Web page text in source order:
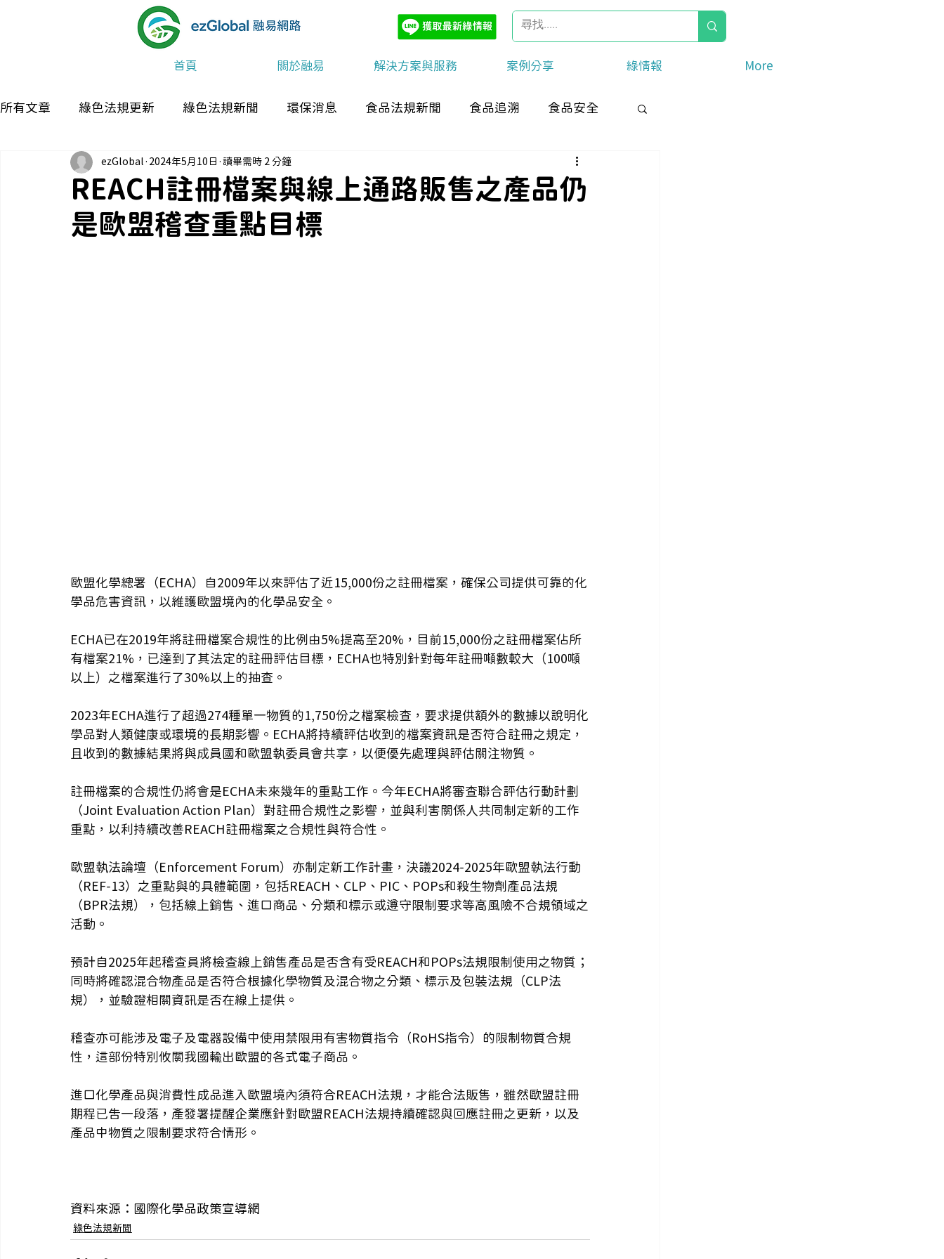
首頁 關於融易 解決方案與服務 案例分享 綠情報 More
所有文章 綠色法規更新 綠色法規新聞 環保消息 食品法規新聞 食品追溯 食品安全
最新消息及活動
REACH註冊檔案與線上通路販售之產品仍
是歐盟稽查重點目標
ezGlobal 2024年5月10日 讀畢需時 2 分鐘
歐盟化學總署（ECHA）自2009年以來評估了近15,000份之註冊檔案，確保公司提供可靠的化
學品危害資訊，以維護歐盟境內的化學品安全。
ECHA已在2019年將註冊檔案合規性的比例由5%提高至20%，目前15,000份之註冊檔案佔所
有檔案21%，已達到了其法定的註冊評估目標，ECHA也特別針對每年註冊噸數較大（100噸
以上）之檔案進行了30%以上的抽查。
2023年ECHA進行了超過274種單一物質的1,750份之檔案檢查，要求提供額外的數據以說明化
學品對人類健康或環境的長期影響。ECHA將持續評估收到的檔案資訊是否符合註冊之規定，
且收到的數據結果將與成員國和歐盟執委員會共享，以便優先處理與評估關注物質。
註冊檔案的合規性仍將會是ECHA未來幾年的重點工作。今年ECHA將審查聯合評估行動計劃
（Joint Evaluation Action Plan）對註冊合規性之影響，並與利害關係人共同制定新的工作
重點，以利持續改善REACH註冊檔案之合規性與符合性。
歐盟執法論壇（Enforcement Forum）亦制定新工作計畫，決議2024-2025年歐盟執法行動
（REF-13）之重點與的具體範圍，包括REACH、CLP、PIC、POPs和殺生物劑產品法規
（BPR法規），包括線上銷售、進口商品、分類和標示或遵守限制要求等高風險不合規領域之
活動。
預計自2025年起稽查員將檢查線上銷售產品是否含有受REACH和POPs法規限制使用之物質；
同時將確認混合物產品是否符合根據化學物質及混合物之分類、標示及包裝法規（CLP法
規），並驗證相關資訊是否在線上提供。
稽查亦可能涉及電子及電器設備中使用禁限用有害物質指令（RoHS指令）的限制物質合規
性，這部份特別攸關我國輸出歐盟的各式電子商品。
進口化學產品與消費性成品進入歐盟境內須符合REACH法規，才能合法販售，雖然歐盟註冊
期程已告一段落，產發署提醒企業應針對歐盟REACH法規持續確認與回應註冊之更新，以及
產品中物質之限制要求符合情形。
資料來源： 國際化學品政策宣導網
綠色法規新聞